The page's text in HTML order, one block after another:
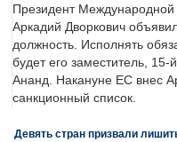
Президент
Аркадий Дворкович
должность. Исполнять
будет его заместитель,
Ананд. Накануне ЕС внес
санкционный список.
Девять стран призвали